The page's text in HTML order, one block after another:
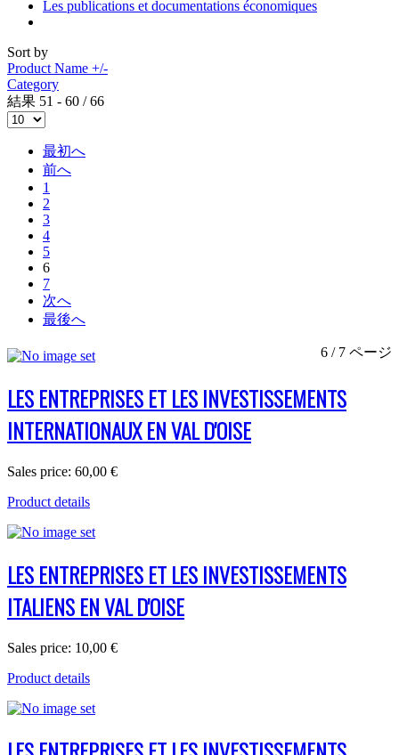
Les publications et documentations économiques
Sort by
Product Name +/-
Category
結果 51 - 60 / 66
最初へ
前へ
1
2
3
4
5
6
7
次へ
最後へ
6 / 7 ページ
LES ENTREPRISES ET LES INVESTISSEMENTS
INTERNATIONAUX EN VAL D'OISE
Sales price: 60,00 €
Product details
LES ENTREPRISES ET LES INVESTISSEMENTS
ITALIENS EN VAL D'OISE
Sales price: 10,00 €
Product details